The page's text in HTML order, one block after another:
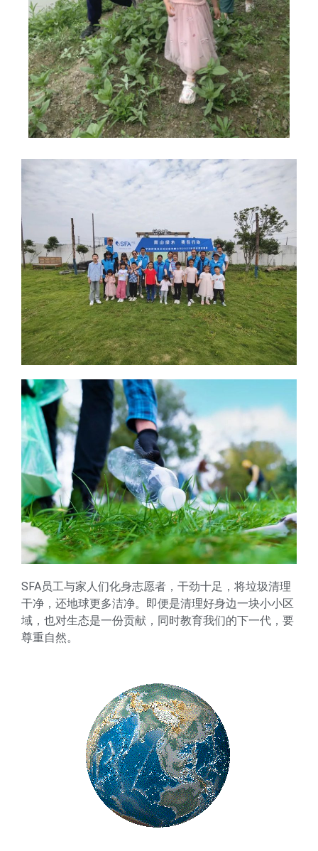
SFA员工与家人们化身志愿者，干劲十足，将垃圾清理
干净，还地球更多洁净。即便是清理好身边一块小小区
域，也对生态是一份贡献，同时教育我们的下一代，要
尊重自然。